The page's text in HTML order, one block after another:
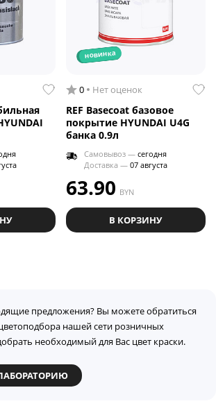
новинка
0 Нет оценок
REF Basecoat базовое
покрытие HYUNDAI U4G
банка 0.9л
Самовывоз — сегодня
Доставка — 07 августа
63.90 BYN
В КОРЗИНУ
предложения? Вы можете обратиться
нашей сети розничных
необходимый для Вас цвет краски.